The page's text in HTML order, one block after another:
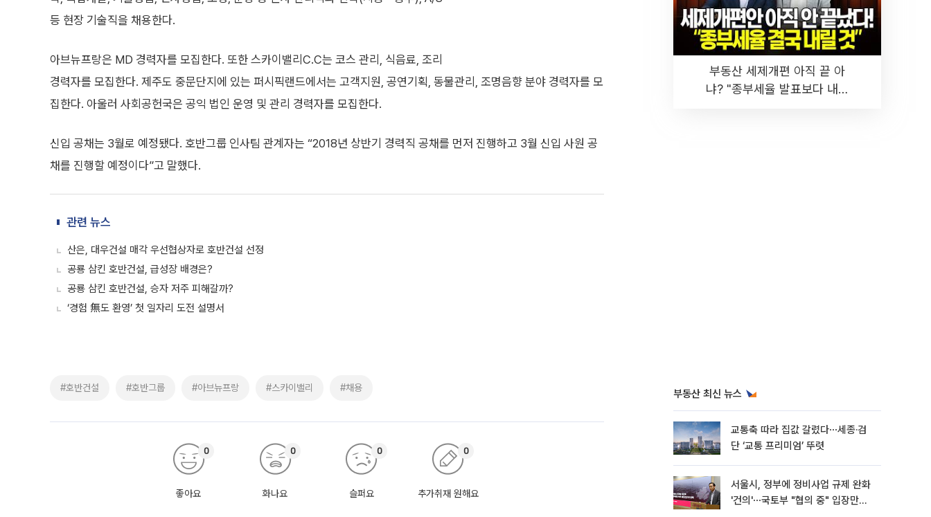
등 현장 기술직을 채용한다.
아브뉴프랑은 MD 경력자를 모집한다. 또한 스카이밸리C.C는 코스 관리, 식음료, 조리
경력자를 모집한다. 제주도 중문단지에 있는 퍼시픽랜드에서는 고객지원, 공연기획, 동물관리, 조명음향 분야 경력자를 모
집한다. 아울러 사회공헌국은 공익 법인 운영 및 관리 경력자를 모집한다.
신입 공채는 3월로 예정됐다. 호반그룹 인사팀 관계자는 “2018년 상반기 경력직 공채를 먼저 진행하고 3월 신입 사원 공
채를 진행할 예정이다”고 말했다.
관련 뉴스
산은, 대우건설 매각 우선협상자로 호반건설 선정
공룡 삼킨 호반건설, 급성장 배경은?
공룡 삼킨 호반건설, 승자 저주 피해갈까?
‘경험 無도 환영’ 첫 일자리 도전 설명서
#호반건설 #호반그룹 #아브뉴프랑 #스카이밸리 #채용
좋아요
0
화나요
0
슬퍼요
0
추가취재 원해요
0
부동산 세제개편 아직 끝 아
냐? "종부세율 발표보다 내릴
부동산 최신 뉴스
교통축 따라 집값 갈렸다⋯세종·검
단 ‘교통 프리미엄’ 뚜렷
서울시, 정부에 정비사업 규제 완화
'건의'⋯국토부 "협의 중" 입장만